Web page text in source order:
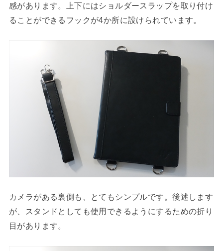
感があります。上下にはショルダースラップを取り付け
ることができるフックが4か所に設けられています。
カメラがある裏側も、とてもシンプルです。後述します
が、スタンドとしても使用できるようにするための折り
目があります。